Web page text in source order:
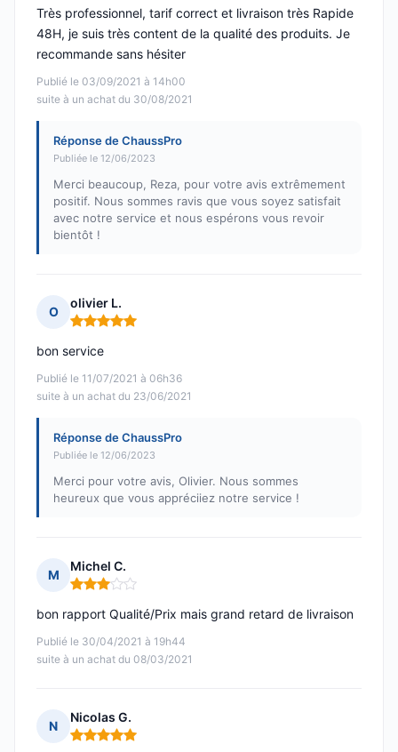
Publié le 03/09/2021 à 14h00
suite à un achat du 30/08/2021
Très professionnel, tarif correct et livraison très Rapide
48H, je suis très content de la qualité des produits. Je
recommande sans hésiter
Réponse de ChaussPro
Publiée le 12/06/2023
Merci beaucoup, Reza, pour votre avis extrêmement
positif. Nous sommes ravis que vous soyez satisfait
avec notre service et nous espérons vous revoir
bientôt !
O
olivier L.
Note : 5 sur 5
Publié le 11/07/2021 à 06h36
suite à un achat du 23/06/2021
bon service
Réponse de ChaussPro
Publiée le 12/06/2023
Merci pour votre avis, Olivier. Nous sommes
heureux que vous appréciiez notre service !
M
Michel C.
Note : 3 sur 5
Publié le 30/04/2021 à 19h44
suite à un achat du 08/03/2021
bon rapport Qualité/Prix mais grand retard de livraison
N
Nicolas G.
Note : 5 sur 5